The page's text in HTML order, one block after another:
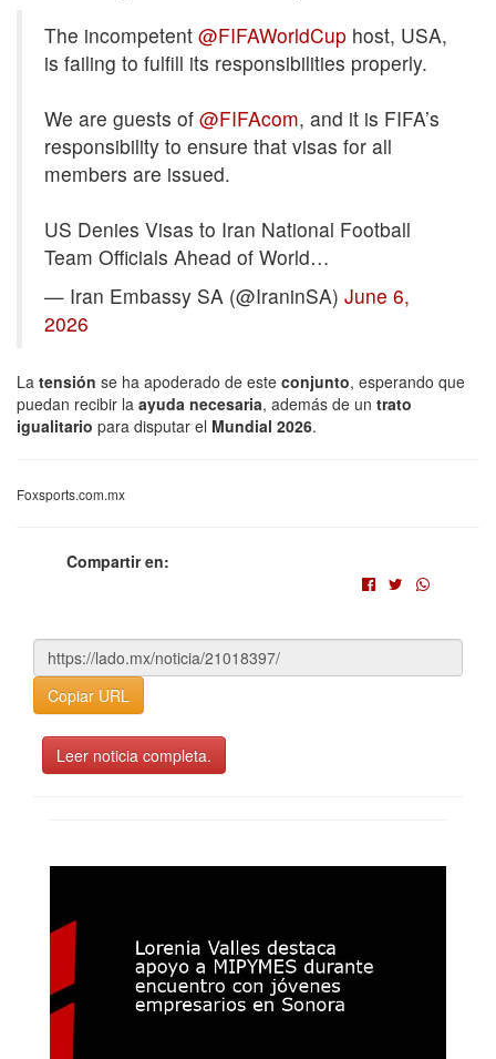
The incompetent @FIFAWorldCup host, USA,
is failing to fulfill its responsibilities properly.
We are guests of @FIFAcom, and it is FIFA’s
responsibility to ensure that visas for all
members are issued.
US Denies Visas to Iran National Football
Team Officials Ahead of World…
— Iran Embassy SA (@IraninSA) June 6,
2026
La tensión se ha apoderado de este conjunto, esperando que
puedan recibir la ayuda necesaria, además de un trato
igualitario para disputar el Mundial 2026.
Foxsports.com.mx
Compartir en:
Copiar URL
Leer noticia completa.